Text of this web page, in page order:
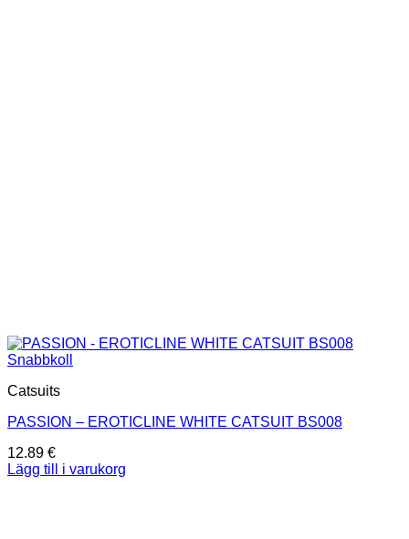
Snabbkoll
Catsuits
PASSION – EROTICLINE WHITE CATSUIT BS008
12.89 €
Lägg till i varukorg